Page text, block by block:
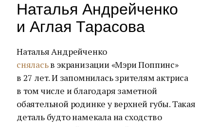
Наталья Андрейченко
и Аглая Тарасова
Наталья Андрейченко
сняласьв экранизации «Мэри Поппинс»
в 27 лет. И запомнилась зрителям актриса
в том числе и благодаря заметной
обаятельной родинке у верхней губы. Такая
деталь будто намекала на сходство